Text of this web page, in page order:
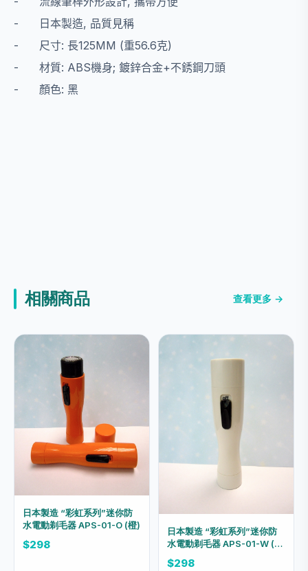
-
日本製造, 品質見稱
-
尺寸: 長125MM (重56.6克)
-
材質: ABS機身; 鍍鋅合金+不銹鋼刀頭
-
顏色: 黑
相關商品 查看更多 →
日本製造 “彩虹系列”迷你防
水電動剃毛器 APS-01-O (橙)
$298
日本製造 “彩虹系列”迷你防
水電動剃毛器 APS-01-W (亮
白)
$298